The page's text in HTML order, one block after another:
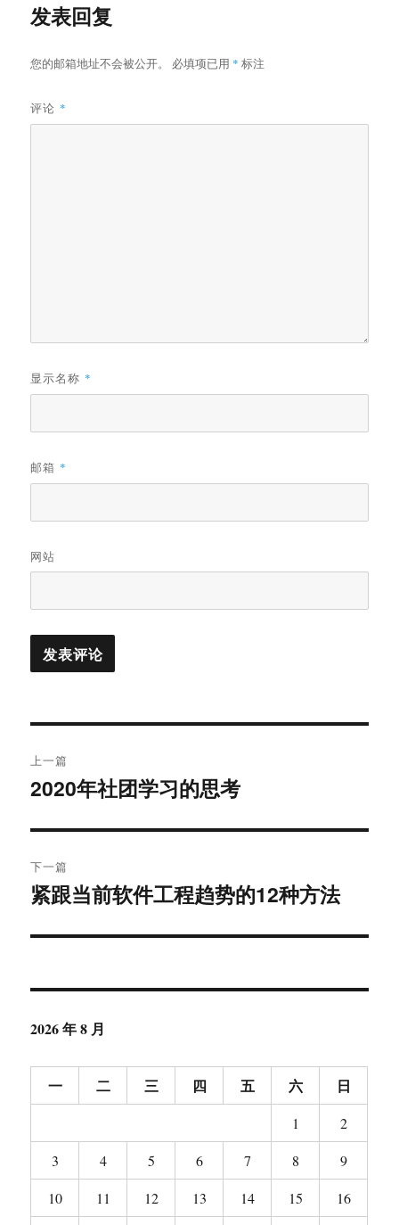
发表回复
您的邮箱地址不会被公开。 必填项已用 * 标注
评论 *
显示名称 *
邮箱 *
网站
章
航
上一篇
上
文
章：
2020年社团学习的思考
下一篇
下
文
紧跟当前软件工程趋势的12种方法
2026 年 8 月
一 二 三 四 五 六 日
1
2
3
4 5 6 7 8
9
10
11 12 13 14 15
16